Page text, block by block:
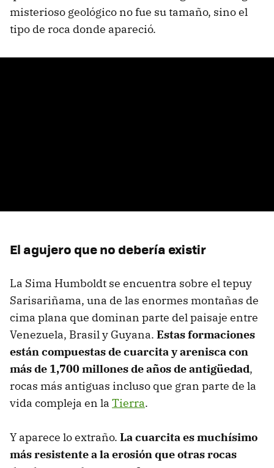
misterioso geológico no fue su tamaño, sino el
tipo de roca donde apareció.
El agujero que no debería existir
La Sima Humboldt se encuentra sobre el tepuy
Sarisariñama, una de las enormes montañas de
cima plana que dominan parte del paisaje entre
Venezuela, Brasil y Guyana. Estas formaciones
están compuestas de cuarcita y arenisca con
más de 1,700 millones de años de antigüedad,
rocas más antiguas incluso que gran parte de la
vida compleja en la Tierra.
Y aparece lo extraño. Lacuarcita es muchísimo
más resistente a la erosión que otras rocas